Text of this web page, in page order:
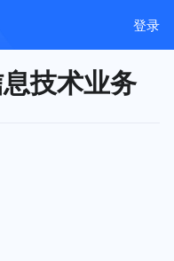
登录
技术业务